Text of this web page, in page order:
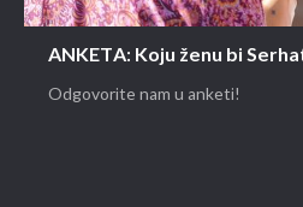
ANKETA: Koju ženu bi
Odgovorite nam u anketi!